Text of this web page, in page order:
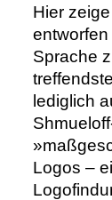
Hier
Sprache
lediglich
Logos –